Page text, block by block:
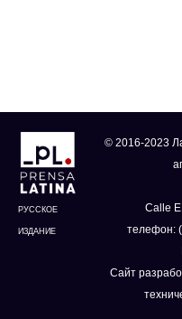
РУССКОЕ
ИЗДАНИЕ
© 2016-2023
Calle
телефон:
Сайт